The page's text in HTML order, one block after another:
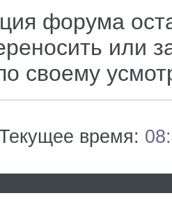
форума
или
своему
время: